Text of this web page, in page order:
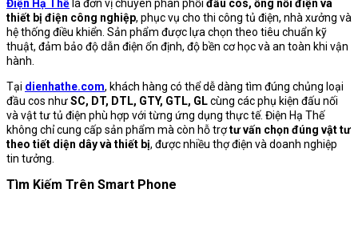
Điện Hạ Thế là đơn vị chuyên phân phối đầu cos, ống nối điện và
thiết bị điện công nghiệp, phục vụ cho thi công tủ điện, nhà xưởng và
hệ thống điều khiển. Sản phẩm được lựa chọn theo tiêu chuẩn kỹ
thuật, đảm bảo độ dẫn điện ổn định, độ bền cơ học và an toàn khi vận
hành.
Tại dienhathe.com, khách hàng có thể dễ dàng tìm đúng chủng loại
đầu cos nhưSC, DT, DTL, GTY, GTL, GLcùng các phụ kiện đấu nối
và vật tư tủ điện phù hợp với từng ứng dụng thực tế. Điện Hạ Thế
không chỉ cung cấp sản phẩm mà còn hỗ trợtư vấn chọn đúng vật tư
theo tiết diện dây và thiết bị, được nhiều thợ điện và doanh nghiệp
tin tưởng.
Tìm Kiếm Trên Smart Phone